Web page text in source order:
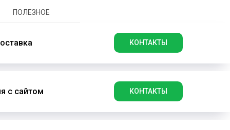
ПОЛЕЗНОЕ
КОНТАКТЫ
с сайтом КОНТАКТЫ